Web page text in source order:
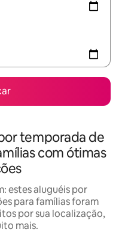
temporada de
com ótimas
estes aluguéis por
para famílias foram
por sua localização,
mais.